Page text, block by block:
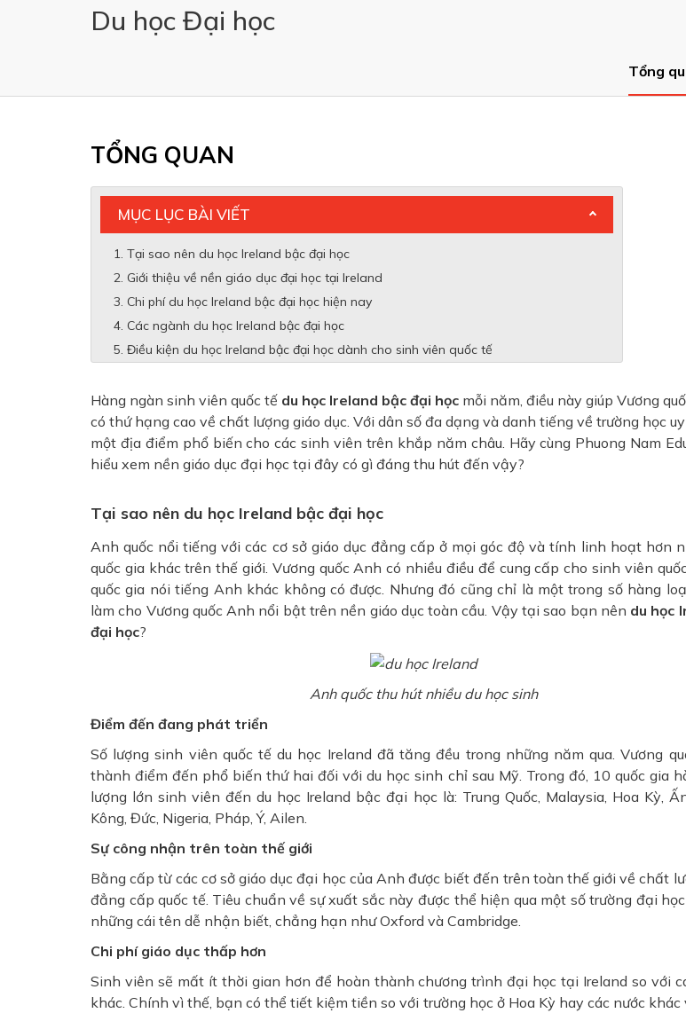
Du học Đại học
Tổng
TỔNG QUAN
MỤC LỤC BÀI VIẾT
Tại sao nên du học Ireland bậc đại học
Giới thiệu về nền giáo dục đại học tại Ireland
Chi phí du học Ireland bậc đại học hiện nay
Các ngành du học Ireland bậc đại học
Điều kiện du học Ireland bậc đại học dành cho sinh viên quốc tế
Hàng ngàn sinh viên quốc tế du học Ireland bậc đại học mỗi năm, điều này giúp Vương
có thứ hạng cao về chất lượng giáo dục. Với dân số đa dạng và danh tiếng về trường học
một địa điểm phổ biến cho các sinh viên trên khắp năm châu. Hãy cùng Phuong Nam
hiểu xem nền giáo dục đại học tại đây có gì đáng thu hút đến vậy?
Tại sao nên du học Ireland bậc đại học
Anh quốc nổi tiếng với các cơ sở giáo dục đẳng cấp ở mọi góc độ và tính linh hoạt hơn
quốc gia khác trên thế giới. Vương quốc Anh có nhiều điều để cung cấp cho sinh viên
quốc gia nói tiếng Anh khác không có được. Nhưng đó cũng chỉ là một trong số hàng
làm cho Vương quốc Anh nổi bật trên nền giáo dục toàn cầu. Vậy tại sao bạn nên du học
đại học?
Anh quốc thu hút nhiều du học sinh
Điểm đến đang phát triển
Số lượng sinh viên quốc tế du học Ireland đã tăng đều trong những năm qua. Vương
thành điểm đến phổ biến thứ hai đối với du học sinh chỉ sau Mỹ. Trong đó, 10 quốc gia
lượng lớn sinh viên đến du học Ireland bậc đại học là: Trung Quốc, Malaysia, Hoa Kỳ,
Kông, Đức, Nigeria, Pháp, Ý, Ailen.
Sự công nhận trên toàn thế giới
Bằng cấp từ các cơ sở giáo dục đại học của Anh được biết đến trên toàn thế giới về chất
đẳng cấp quốc tế. Tiêu chuẩn về sự xuất sắc này được thể hiện qua một số trường đại
những cái tên dễ nhận biết, chẳng hạn như Oxford và Cambridge.
Chi phí giáo dục thấp hơn
Sinh viên sẽ mất ít thời gian hơn để hoàn thành chương trình đại học tại Ireland so với
khác. Chính vì thế, bạn có thể tiết kiệm tiền so với trường học ở Hoa Kỳ hay các nước khác